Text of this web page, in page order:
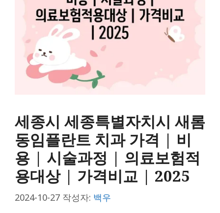
세종시 세종특별자치시 새롬
동임플란트 치과 가격 | 비
용 | 시술과정 | 의료보험적
용대상 | 가격비교 | 2025
2024-10-27 작성자: 백우